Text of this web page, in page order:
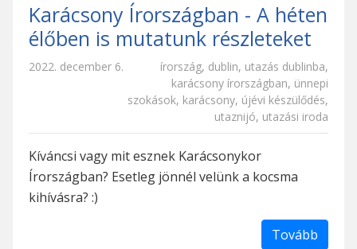
Karácsony Írországban - A héten
élőben is mutatunk részleteket
2022. december 6. írország, dublin, utazás dublinba,
karácsony írországban, ünnepi
szokások, karácsony, újévi készülődés,
utaznijó, utazási iroda
Kíváncsi vagy mit esznek Karácsonykor
Írországban? Esetleg jönnél velünk a kocsma
kihívásra? :)
Tovább